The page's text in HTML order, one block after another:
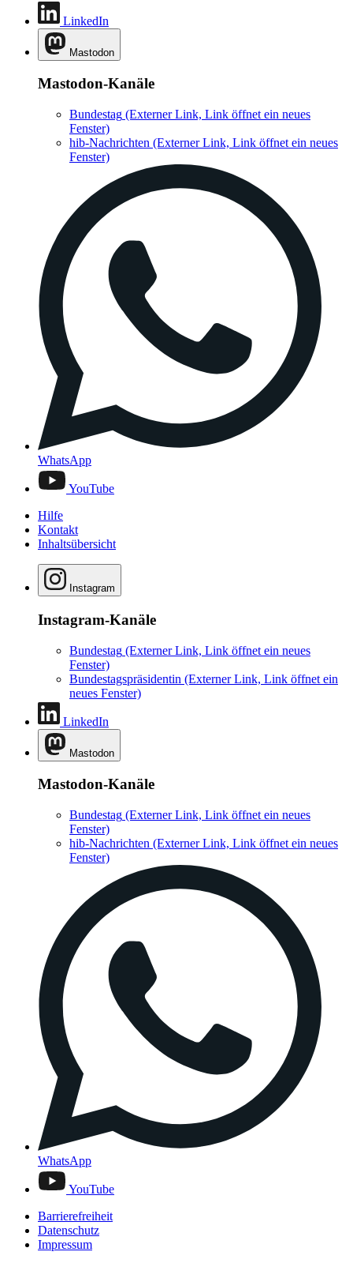
LinkedIn
Mastodon
Mastodon-Kanäle
Bundestag (Externer Link, Link öffnet ein neues
Fenster)
hib-Nachrichten (Externer Link, Link öffnet ein neues
Fenster)
WhatsApp
YouTube
Hilfe
Kontakt
Inhaltsübersicht
Instagram
Instagram-Kanäle
Bundestag (Externer Link, Link öffnet ein neues
Fenster)
Bundestagspräsidentin (Externer Link, Link öffnet ein
neues Fenster)
LinkedIn
Mastodon
Mastodon-Kanäle
Bundestag (Externer Link, Link öffnet ein neues
Fenster)
hib-Nachrichten (Externer Link, Link öffnet ein neues
Fenster)
WhatsApp
YouTube
Barrierefreiheit
Datenschutz
Impressum